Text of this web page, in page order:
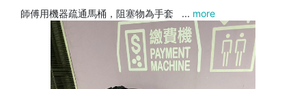
師傅用機器疏通馬桶，阻塞物為手套 ... more